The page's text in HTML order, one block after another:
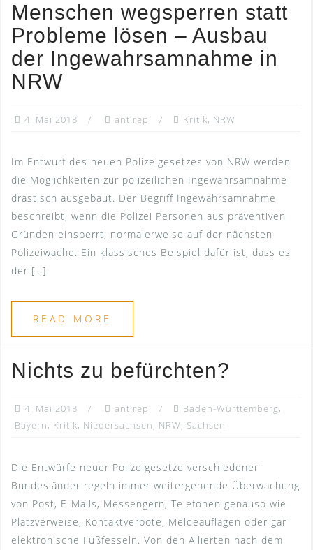
Menschen wegsperren statt
Probleme lösen – Ausbau
der Ingewahrsamnahme in
NRW
4. Mai 2018 antirep Kritik, NRW
Im Entwurf des neuen Polizeigesetzes von NRW werden
die Möglichkeiten zur polizeilichen Ingewahrsamnahme
drastisch ausgebaut. Der Begriff Ingewahrsamnahme
beschreibt, wenn die Polizei Personen aus präventiven
Gründen einsperrt, normalerweise auf der nächsten
Polizeiwache. Ein klassisches Beispiel dafür ist, dass es
der […]
READ MORE
Nichts zu befürchten?
4. Mai 2018 antirep Baden-Württemberg,
Bayern, Kritik, Niedersachsen, NRW, Sachsen
Die Entwürfe neuer Polizeigesetze verschiedener
Bundesländer regeln immer weitergehende Überwachung
von Post, E-Mails, Messengern, Telefonen genauso wie
Platzverweise, Kontaktverbote, Meldeauflagen oder gar
elektronische Fußfesseln. Von den Allierten nach dem